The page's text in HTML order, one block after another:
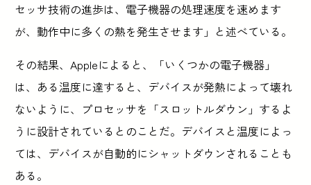
セッサ技術の進歩は、電子機器の処理速度を速めます
が、動作中に多くの熱を発生させます」と述べている。
その結果、Appleによると、「いくつかの電子機器」
は、ある温度に達すると、デバイスが発熱によって壊れ
ないように、プロセッサを「スロットルダウン」するよ
うに設計されているとのことだ。デバイスと温度によっ
ては、デバイスが自動的にシャットダウンされることも
ある。